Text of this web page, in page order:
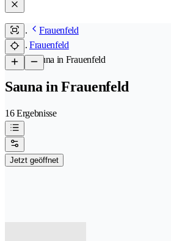
Frauenfeld
Frauenfeld
/Sauna in Frauenfeld
Sauna in Frauenfeld
16 Ergebnisse
Jetzt geöffnet